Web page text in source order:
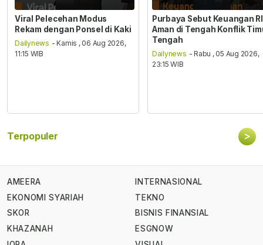
Viral Pelecehan Modus
Rekam dengan Ponsel di Kaki
Dailynews - Kamis , 06 Aug 2026,
11:15 WIB
Purbaya Sebut Keuangan RI
Aman di Tengah Konflik
Tengah
Dailynews - Rabu , 05 Aug 2026,
23:15 WIB
Terpopuler >
AMEERA
EKONOMI SYARIAH
SKOR
KHAZANAH
INTERNASIONAL
TEKNO
BISNIS FINANSIAL
ESGNOW